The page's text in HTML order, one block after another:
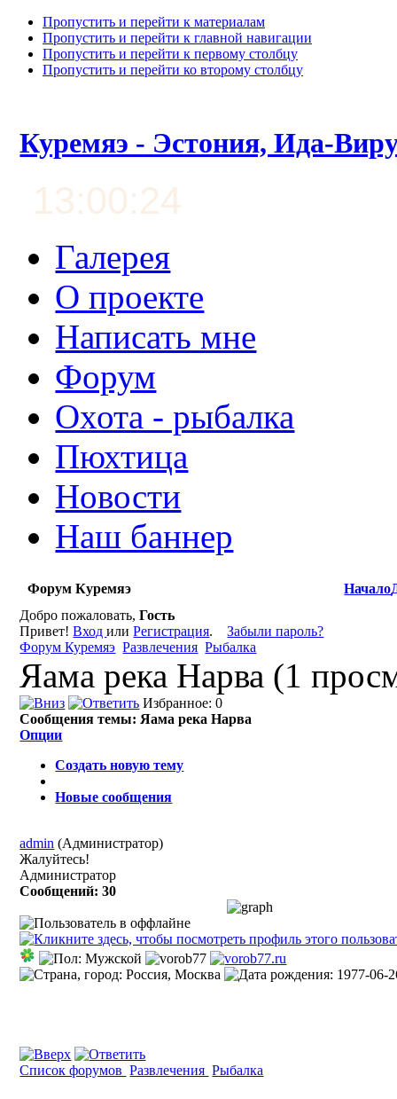
Пропустить и перейти к материалам
Пропустить и перейти к главной навигации
Пропустить и перейти к первому столбцу
Пропустить и перейти ко второму столбцу
Куремяэ - Эстония, Ида-
13:00:25
Галерея
О проекте
Написать мне
Форум
Охота - рыбалка
Пюхтица
Новости
Наш баннер
Форум Куремяэ Начало
Добро пожаловать,Гость
Привет!ВходилиРегистрация.Забыли пароль?
Форум Куремяэ Развлечения Рыбалка
Яама река Нарва (1
Избранное: 0
Сообщения темы: Яама река Нарва
Опции
Создать новую тему
Новые сообщения
admin (Администратор)
Жалуйтесь!
Администратор
Сообщений: 30
Список форумов Развлечения Рыбалка